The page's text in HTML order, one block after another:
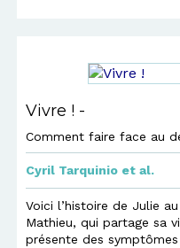
Vivre ! -
Comment faire face au
Cyril Tarquinio et al.
Voici l’histoire de Julie
Mathieu, qui partage sa
présente des